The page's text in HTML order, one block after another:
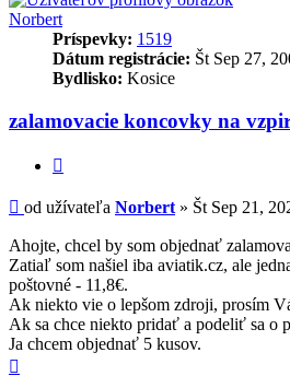
Norbert
Príspevky: 1519
Dátum registrácie: Št Sep 27,
Bydlisko: Kosice
zalamovacie koncovky na
Príspevok
od užívateľa Norbert » Št Sep 21,
Ahojte, chcel by som objednať
Zatiaľ som našiel iba aviatik.cz, ale
poštovné - 11,8€.
Ak niekto vie o lepšom zdroji, prosím
Ak sa chce niekto pridať a podeliť sa o
Ja chcem objednať 5 kusov.